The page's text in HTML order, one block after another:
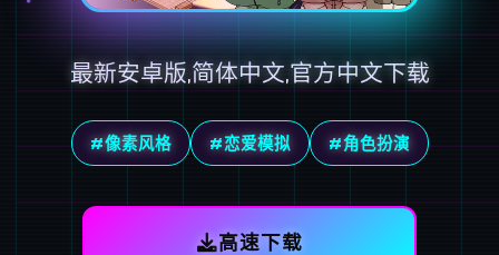
最新安卓版,简体中文,官方中文下载
#像素风格 #恋爱模拟 #角色扮演
高速下载